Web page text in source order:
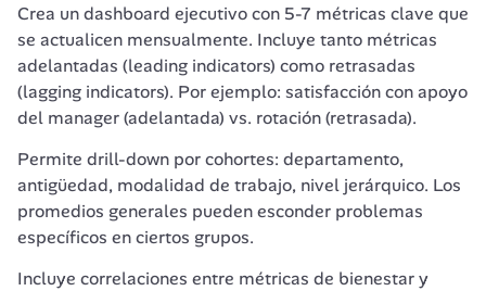
Crea un dashboard ejecutivo con 5-7 métricas clave que
se actualicen mensualmente. Incluye tanto métricas
adelantadas (leading indicators) como retrasadas
(lagging indicators). Por ejemplo: satisfacción con apoyo
del manager (adelantada) vs. rotación (retrasada).
Permite drill-down por cohortes: departamento,
antigüedad, modalidad de trabajo, nivel jerárquico. Los
promedios generales pueden esconder problemas
específicos en ciertos grupos.
Incluye correlaciones entre métricas de bienestar y